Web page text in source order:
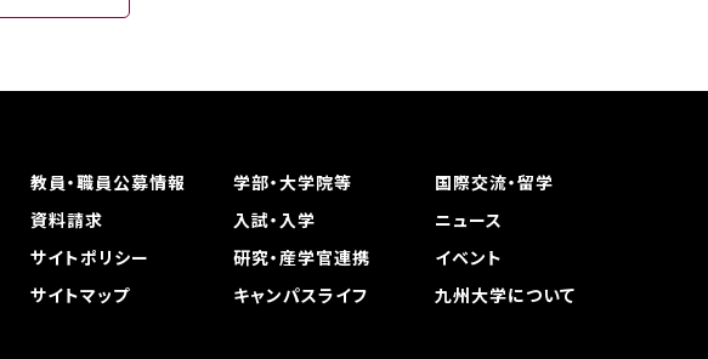
教員・職員公募情報 学部・大学院等
国際交流・留学
資料請求
入試・入学
ニュース
サイトポリシー
研究・産学官連携
イベント
サイトマップ
キャンパスライフ 九州大学について